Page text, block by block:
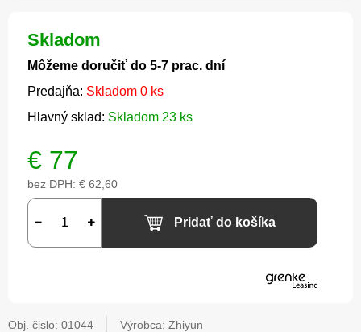
Skladom
Môžeme doručiť do 5-7 prac. dní
Predajňa: Skladom 0 ks
Hlavný sklad: Skladom 23 ks
€ 77
bez DPH: € 62,60
Pridať do košíka
Obj. čislo: 01044 Výrobca: Zhiyun